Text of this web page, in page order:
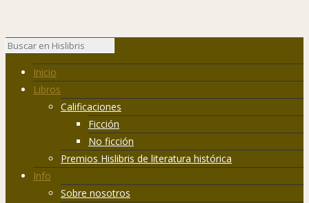
Inicio
Libros
Calificaciones
Ficción
No ficción
Premios Hislibris de literatura histórica
Info
Sobre nosotros